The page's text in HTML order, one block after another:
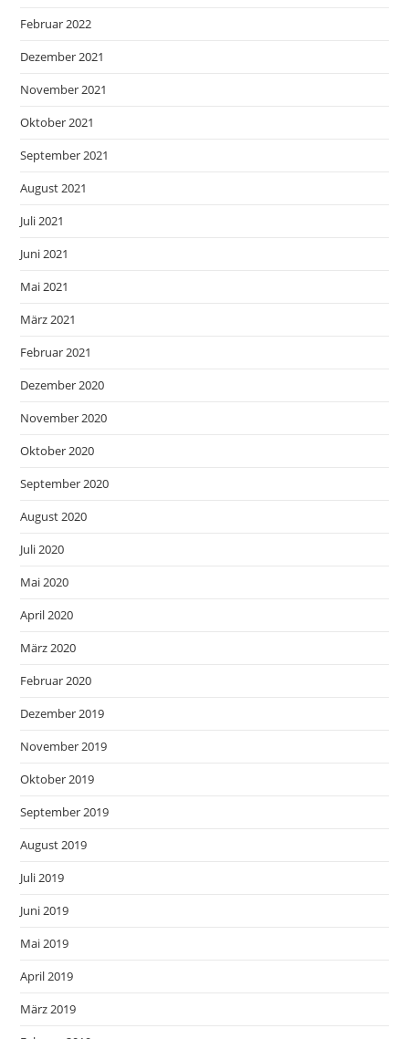
Februar 2022
Dezember 2021
November 2021
Oktober 2021
September 2021
August 2021
Juli 2021
Juni 2021
Mai 2021
März 2021
Februar 2021
Dezember 2020
November 2020
Oktober 2020
September 2020
August 2020
Juli 2020
Mai 2020
April 2020
März 2020
Februar 2020
Dezember 2019
November 2019
Oktober 2019
September 2019
August 2019
Juli 2019
Juni 2019
Mai 2019
April 2019
März 2019